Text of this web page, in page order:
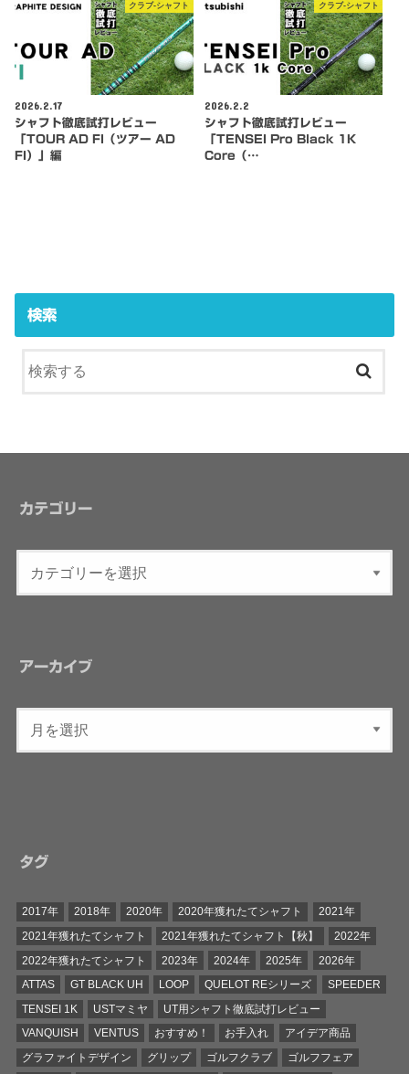
クラブ-シャフト
2026.2.17
シャフト徹底試打レビュー
「TOUR AD FI（ツアー AD
FI）」編
クラブ-シャフト
2026.2.2
シャフト徹底試打レビュー
「TENSEI Pro Black 1K
Core（…
検索
カテゴリー
アーカイブ
タグ
2017年 2018年 2020年 2020年獲れたてシャフト
2021年
2021年獲れたてシャフト
2021年獲れたてシャフト【秋】
2022年
2022年獲れたてシャフト
2023年 2024年 2025年
2026年
ATTAS
GT BLACK UH LOOP QUELOT REシリーズ
SPEEDER
TENSEI 1K
USTマミヤ
UT用シャフト徹底試打レビュー
VANQUISH
VENTUS おすすめ！ お手入れ
アイデア商品
グラファイトデザイン
グリップ ゴルフクラブ
ゴルフフェア